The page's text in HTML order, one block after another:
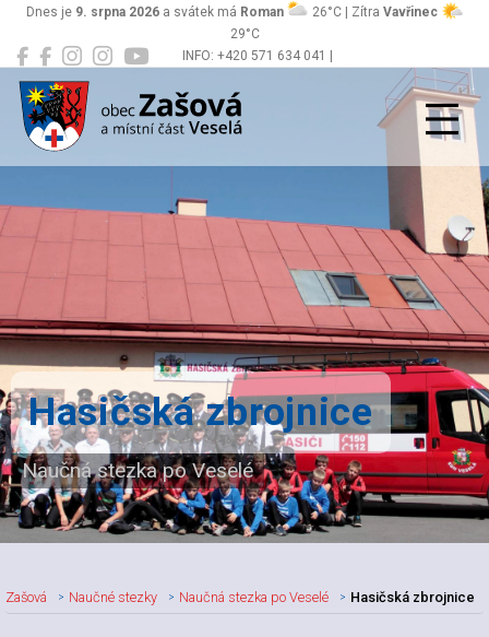
INFO: +420 571 634 041 |
Dnes je 9. srpna 2026 a svátek má Roman 26°C | Zítra Vavřinec
29°C
Zašová
Hasičská zbrojnice
Naučná stezka po Veselé
Zašová Naučné stezky Naučná stezka po Veselé Hasičská zbrojnice